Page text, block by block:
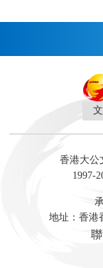
灣區人
財經
香港大公
1997-
地址：香港